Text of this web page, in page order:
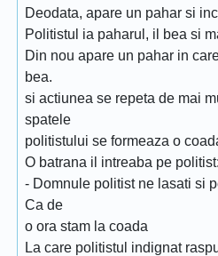
Deodata, apare un pahar si
Politistul ia paharul, il bea si
Din nou apare un pahar in
bea.
si actiunea se repeta de mai
spatele
politistului se formeaza o
O batrana il intreaba pe politist:
- Domnule politist ne lasati si
Ca de
o ora stam la coada
La care politistul indignat